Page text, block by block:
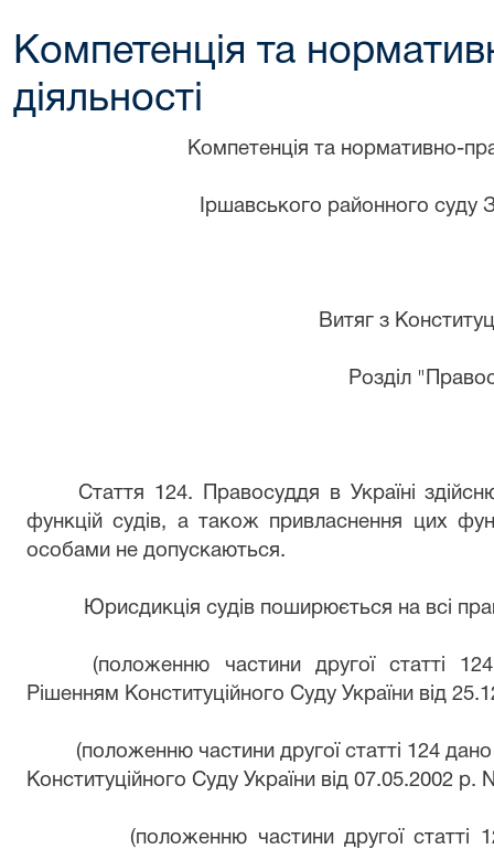
Компетенція та
діяльності
Компетенція та нормативно-
Іршавського районного суду
Витяг з
Розділ
Стаття 124. Правосуддя в Україні
функцій судів, а також привласнення цих
особами не допускаються.
Юрисдикція судів поширюється на всі
(положенню частини другої статті
Рішенням Конституційного Суду України від
(положенню частини другої статті 124
Конституційного Суду України від 07.05.2002 р.
(положенню частини другої статті